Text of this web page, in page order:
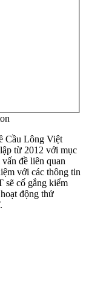
Cầu Lông Việt
từ 2012 với mục
đề liên quan
với các thông tin
sẽ cố gắng kiểm
động thử